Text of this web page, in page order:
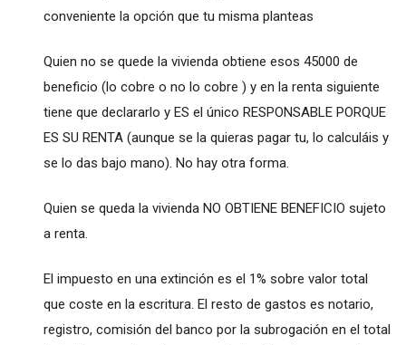
conveniente la opción que tu misma planteas
Quien no se quede la vivienda obtiene esos 45000 de
beneficio (lo cobre o no lo cobre ) y en la renta siguiente
tiene que declararlo y ES el único RESPONSABLE PORQUE
ES SU RENTA (aunque se la quieras pagar tu, lo calculáis y
se lo das bajo mano). No hay otra forma.
Quien se queda la vivienda NO OBTIENE BENEFICIO sujeto
a renta.
El impuesto en una extinción es el 1% sobre valor total
que coste en la escritura. El resto de gastos es notario,
registro, comisión del banco por la subrogación en el total